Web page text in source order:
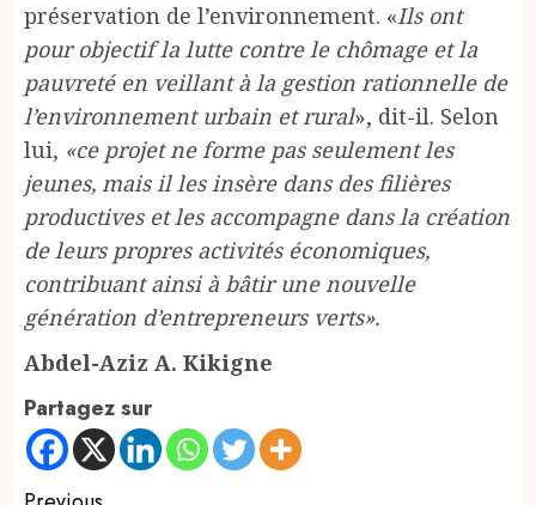
préservation de l’environnement. «Ils ont
pour objectif la lutte contre le chômage et la
pauvreté en veillant à la gestion rationnelle de
l’environnement urbain et rural», dit-il. Selon
lui, «ce projet ne forme pas seulement les
jeunes, mais il les insère dans des filières
productives et les accompagne dans la création
de leurs propres activités économiques,
contribuant ainsi à bâtir une nouvelle
génération d’entrepreneurs verts».
Abdel-Aziz A. Kikigne
Partagez sur